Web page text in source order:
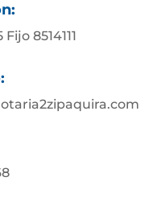
8514111